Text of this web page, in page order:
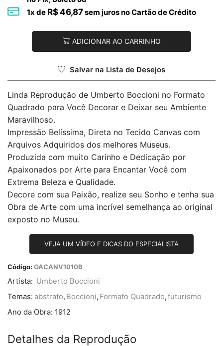
1x de R$46,87sem juros no Cartão de Crédito
ADICIONAR AO CARRINHO
Salvar na Lista de Desejos
Linda Reprodução de Umberto Boccioni no Formato
Quadrado para Você Decorar e Deixar seu Ambiente
Maravilhoso.
Impressão Belíssima, Direta no Tecido Canvas com
Arquivos Adquiridos dos melhores Museus.
Produzida com muito Carinho e Dedicação por
Apaixonados por Arte para Encantar Você com
Extrema Beleza e Qualidade.
Decore com sua Paixão, realize seu Sonho e tenha sua
Obra de Arte com uma incrível semelhança ao original
exposto no Museu.
VEJA UM VÍDEO E DICAS DO ESPECIALISTA
Código: OACANV1010B
Artista: Umberto Boccioni
Temas: abstrato, Boccioni, Formato Quadrado,futurismo
Ano da Obra: 1912
Detalhes da Reprodução